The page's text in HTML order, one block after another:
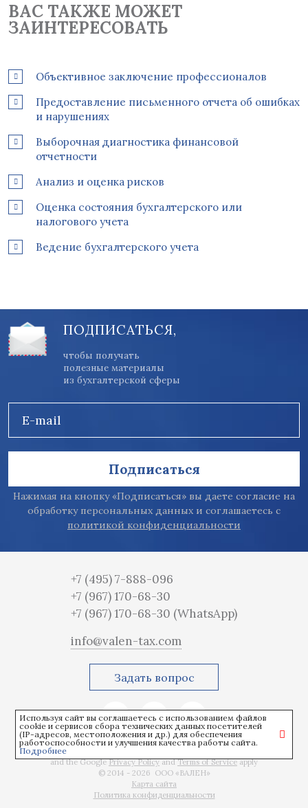
ВАС ТАКЖЕ МОЖЕТ
ЗАИНТЕРЕСОВАТЬ
Объективное заключение профессионалов
Предоставление письменного отчета об ошибках
и нарушениях
Выборочная диагностика финансовой
отчетности
Анализ и оценка рисков
Оценка состояния бухгалтерского или
налогового учета
Ведение бухгалтерского учета
ПОДПИСАТЬСЯ,
чтобы получать
полезные материалы
из бухгалтерской сферы
E-mail
Подписаться
Нажимая на кнопку «Подписаться» вы даете согласие на
обработку персональных данных и соглашаетесь с
политикой конфиденциальности
+7 (495) 7-888-096
+7 (967) 170-68-30
+7 (967) 170-68-30 (WhatsApp)
info@valen-tax.com
Задать вопрос
This site is protected by reCAPTCHA
and the GooglePrivacy PolicyandTerms of Serviceapply
© 2014 - 2026 ООО «ВАЛЕН»
Карта сайта
Политика конфиденциальности
Используя сайт вы соглашаетесь с использованием файлов
cookie и сервисов сбора технических данных посетителей
(IP-адресов, местоположения и др.) для обеспечения
работоспособности и улучшения качества работы сайта.
Подробнее